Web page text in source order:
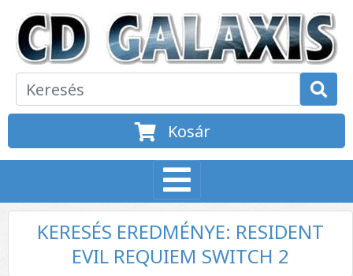
Kosár
KERESÉS EREDMÉNYE: RESIDENT
EVIL REQUIEM SWITCH 2